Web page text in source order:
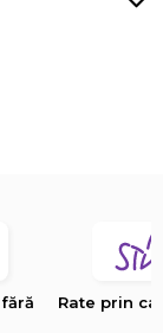
Rate prin